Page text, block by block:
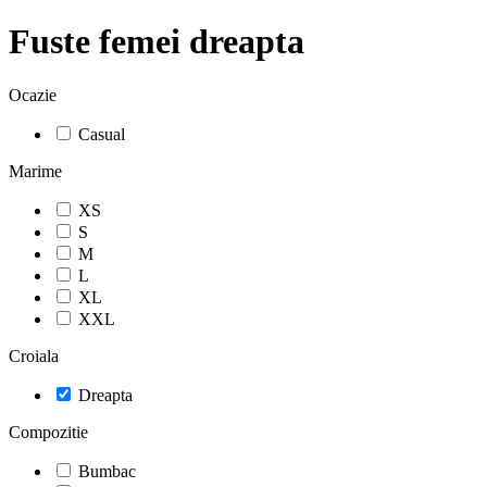
Fuste femei dreapta
Ocazie
Casual
Marime
XS
S
M
L
XL
XXL
Croiala
Dreapta
Compozitie
Bumbac